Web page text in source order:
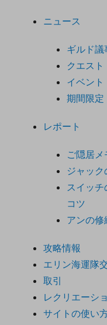
ニュース
ギルド議
クエスト
イベント
期間限定
レポート
ご隠居メ
ジャッ
スイッ
コツ
アンの修
攻略情報
エリン海運隊
取引
レクリエーシ
サイトの使い